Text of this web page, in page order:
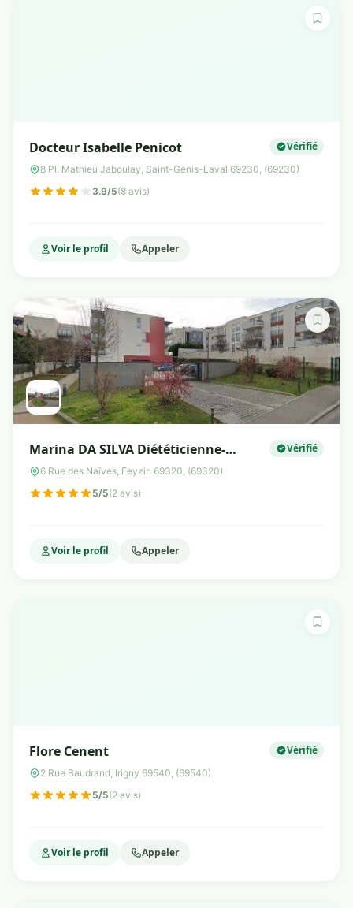
Docteur Isabelle Penicot Vérifié
8 Pl. Mathieu Jaboulay, Saint-Genis-Laval 69230, (69230)
3.9/5(8 avis)
Voir le profil Appeler
Marina DA SILVA Diététicienne-
nutritionniste
Vérifié
6 Rue des Naïves, Feyzin 69320, (69320)
5/5(2 avis)
Voir le profil Appeler
Flore Cenent Vérifié
2 Rue Baudrand, Irigny 69540, (69540)
5/5(2 avis)
Voir le profil Appeler